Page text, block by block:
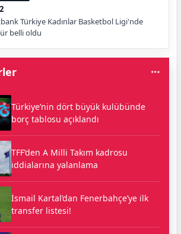
Türkiye Kadınlar Basketbol Ligi'nde
belli oldu
Türkiye’nin dört büyük kulübünde
borç tablosu açıklandı
TFF’den A Milli Takım kadrosu
iddialarına yalanlama
İsmail Kartal’dan Fenerbahçe’ye ilk
transfer listesi!